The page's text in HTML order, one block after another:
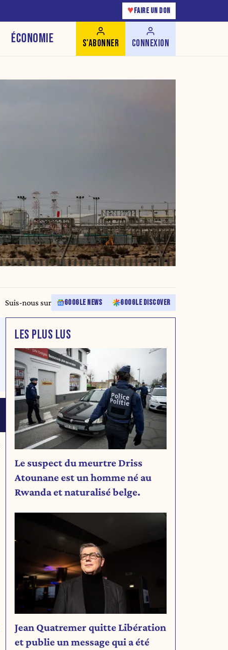
♥ FAIRE UN DON
ÉCONOMIE S'ABONNER CONNEXION
Suis-nous sur GOOGLE NEWS GOOGLE DISCOVER
LES PLUS LUS
Le suspect du meurtre Driss
Atounane est un homme né au
Rwanda et naturalisé belge.
Jean Quatremer quitte Libération
et publie un message qui a été